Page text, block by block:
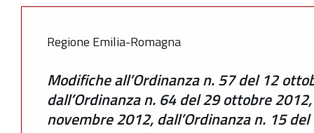
Regione Emilia-Romagna
Modifiche all’Ordinanza n. 57 del 12
dall’Ordinanza n. 64 del 29 ottobre
novembre 2012, dall’Ordinanza n. 15